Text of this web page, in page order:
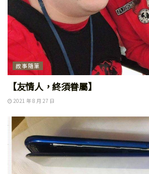
故事隨筆
【友情人，終須眷屬】
2021 年 8 月 27 日